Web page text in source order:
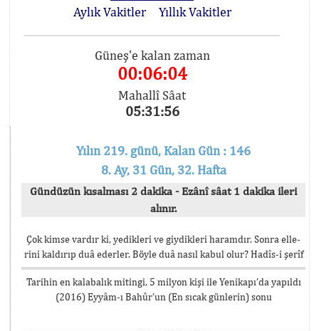
Aylık Vakitler
Yıllık Vakitler
Güneş'e kalan zaman
00:06:04
Mahallî Sâat
05:31:56
Yılın 219. günü, Kalan Gün : 146
8. Ay, 31 Gün, 32. Hafta
Gündüzün kısalması 2 dakika - Ezânî sâat 1 dakika ileri
alınır.
Çok kimse vardır ki, yedikleri ve giydikleri haramdır. Sonra elle-
rini kaldırıp duâ ederler. Böyle duâ nasıl kabul olur? Hadîs-i şerîf
Tarihin en kalabalık mitingi, 5 milyon kişi ile Yenikapı’da yapıldı
(2016) Eyyâm-ı Bahûr’un (En sıcak günlerin) sonu